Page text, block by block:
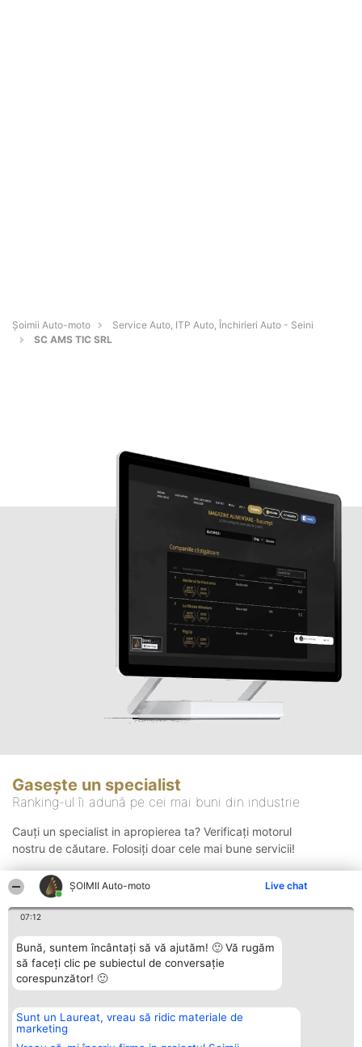
ȘOIMII Auto-moto Live chat
07:12
Bună, suntem încântați să vă ajutăm! 🙂 Vă rugăm
să faceți clic pe subiectul de conversație
corespunzător! 🙂
Sunt un Laureat, vreau să ridic materiale de
marketing
Șoimii Auto-moto
Service Auto, ITP Auto, Închirieri Auto - Seini
SC AMS TIC SRL
Gasește un specialist
Ranking-ul îi adună pe cei mai buni din industrie
Cauți un specialist in apropierea ta? Verificați motorul
nostru de căutare. Folosiți doar cele mai bune servicii!
Organizator Ranking
BRIGHT SOLUTIONS BR SRL
Aleea Timisul De Sus 2 Bl. A30
Plebiscyt
Lista Tuturor
Contact